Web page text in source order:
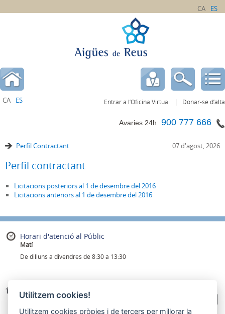
CA ES
CA ES Entrar a l’Oficina Virtual | Donar-se d’alta
Avaries 24h 900 777 666
07 d'agost, 2026
Perfil Contractant
Perfil contractant
Licitacions posteriors al 1 de desembre del 2016
Licitacions anteriors al 1 de desembre del 2016
Horari d'atenció al Públic
Matí
De dilluns a divendres de 8:30 a 13:30
Adreça
Pl. de les Aigües, 1
Tel. 900 774 000
Utilitzem cookies!
Utilitzem cookies pròpies i de tercers per millorar la